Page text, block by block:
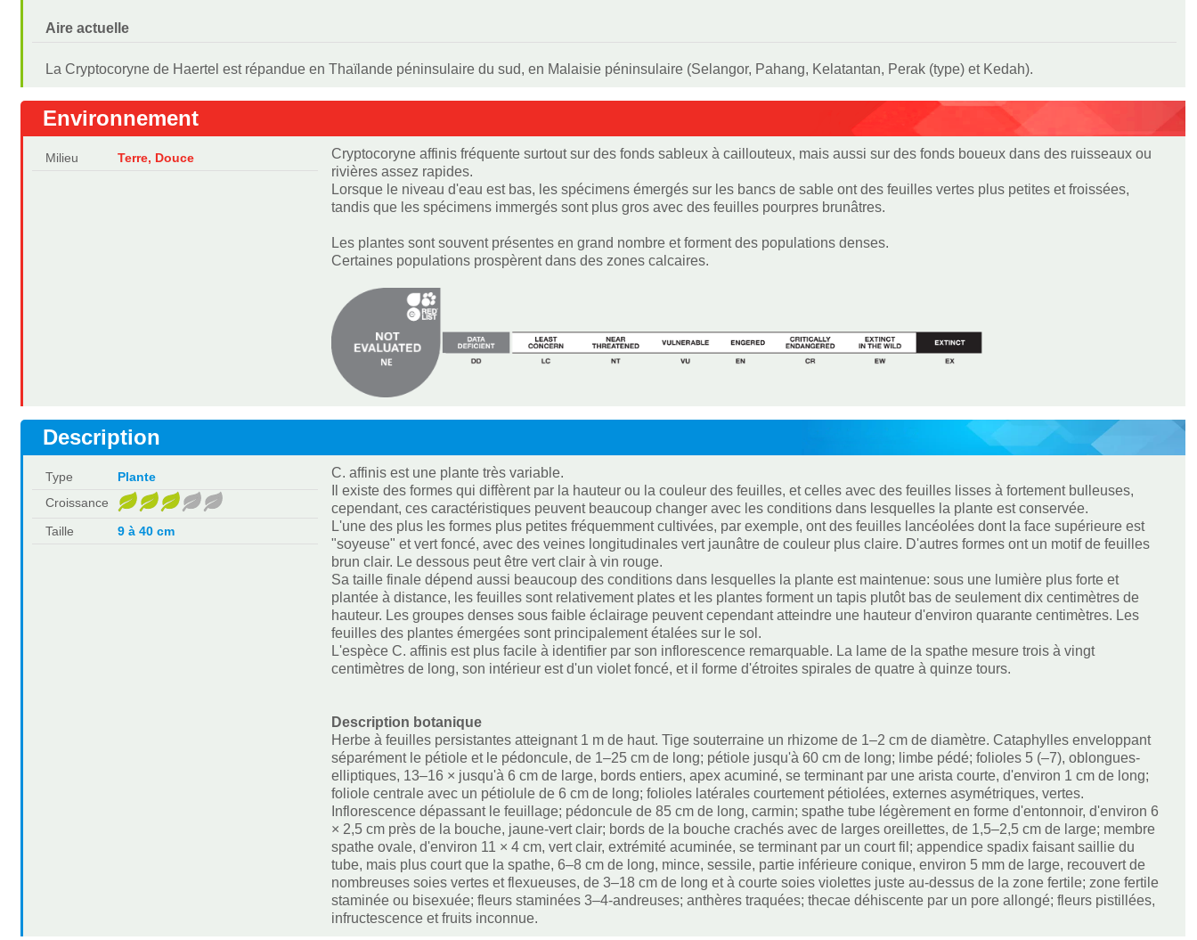
Aire actuelle
La Cryptocoryne de Haertel est répandue en Thaïlande péninsulaire du sud, en Malaisie péninsulaire (Selangor, Pahang, Kelatantan, Perak (type) et Kedah).
Environnement
Milieu Terre, Douce
Cryptocoryne affinis fréquente surtout sur des fonds sableux à caillouteux, mais aussi sur des fonds boueux dans des ruisseaux ou
rivières assez rapides.
Lorsque le niveau d'eau est bas, les spécimens émergés sur les bancs de sable ont des feuilles vertes plus petites et froissées,
tandis que les spécimens immergés sont plus gros avec des feuilles pourpres brunâtres.
Les plantes sont souvent présentes en grand nombre et forment des populations denses.
Certaines populations prospèrent dans des zones calcaires.
Description
Type
Plante
Croissance
Taille
9 à 40 cm
C. affinis est une plante très variable.
Il existe des formes qui diffèrent par la hauteur ou la couleur des feuilles, et celles avec des feuilles lisses à fortement bulleuses,
cependant, ces caractéristiques peuvent beaucoup changer avec les conditions dans lesquelles la plante est conservée.
L'une des plus les formes plus petites fréquemment cultivées, par exemple, ont des feuilles lancéolées dont la face supérieure est
"soyeuse" et vert foncé, avec des veines longitudinales vert jaunâtre de couleur plus claire. D'autres formes ont un motif de feuilles
brun clair. Le dessous peut être vert clair à vin rouge.
Sa taille finale dépend aussi beaucoup des conditions dans lesquelles la plante est maintenue: sous une lumière plus forte et
plantée à distance, les feuilles sont relativement plates et les plantes forment un tapis plutôt bas de seulement dix centimètres de
hauteur. Les groupes denses sous faible éclairage peuvent cependant atteindre une hauteur d'environ quarante centimètres. Les
feuilles des plantes émergées sont principalement étalées sur le sol.
L'espèce C. affinis est plus facile à identifier par son inflorescence remarquable. La lame de la spathe mesure trois à vingt
centimètres de long, son intérieur est d'un violet foncé, et il forme d'étroites spirales de quatre à quinze tours.
Description botanique
Herbe à feuilles persistantes atteignant 1 m de haut. Tige souterraine un rhizome de 1–2 cm de diamètre. Cataphylles enveloppant
séparément le pétiole et le pédoncule, de 1–25 cm de long; pétiole jusqu'à 60 cm de long; limbe pédé; folioles 5 (–7), oblongues-
elliptiques, 13–16 × jusqu'à 6 cm de large, bords entiers, apex acuminé, se terminant par une arista courte, d'environ 1 cm de long;
foliole centrale avec un pétiolule de 6 cm de long; folioles latérales courtement pétiolées, externes asymétriques, vertes.
Inflorescence dépassant le feuillage; pédoncule de 85 cm de long, carmin; spathe tube légèrement en forme d'entonnoir, d'environ 6
× 2,5 cm près de la bouche, jaune-vert clair; bords de la bouche crachés avec de larges oreillettes, de 1,5–2,5 cm de large; membre
spathe ovale, d'environ 11 × 4 cm, vert clair, extrémité acuminée, se terminant par un court fil; appendice spadix faisant saillie du
tube, mais plus court que la spathe, 6–8 cm de long, mince, sessile, partie inférieure conique, environ 5 mm de large, recouvert de
nombreuses soies vertes et flexueuses, de 3–18 cm de long et à courte soies violettes juste au-dessus de la zone fertile; zone fertile
staminée ou bisexuée; fleurs staminées 3–4-andreuses; anthères traquées; thecae déhiscente par un pore allongé; fleurs pistillées,
infructescence et fruits inconnue.